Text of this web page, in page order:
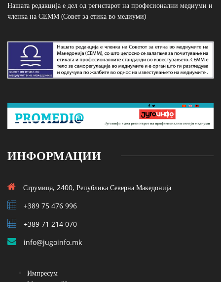
Нашата редакција е дел од регистарот на професионални медиуми и
членка на СЕММ (Совет за етика во медиуми)
ИНФОРМАЦИИ
Струмица, 2400, Република Северна Македонија
+389 75 476 996
+389 71 214 070
info@jugoinfo.mk
Импресум